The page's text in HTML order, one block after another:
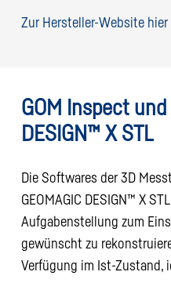
Zur Hersteller-Website hier
GOM Inspect und
DESIGN™ X STL
Die Softwares der 3D
GEOMAGIC DESIGN™ X
Aufgabenstellung zum
gewünscht zu
Verfügung im Ist-Zustand,